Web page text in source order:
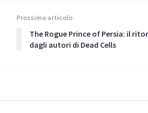
Prossimo articolo
The Rogue Prince of Persia: il
dagli autori di Dead Cells